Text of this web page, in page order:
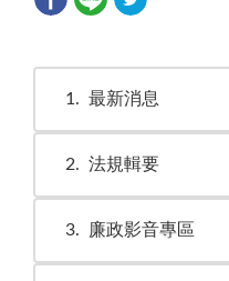
1 最新消息
2 法規輯要
3 廉政影音專區